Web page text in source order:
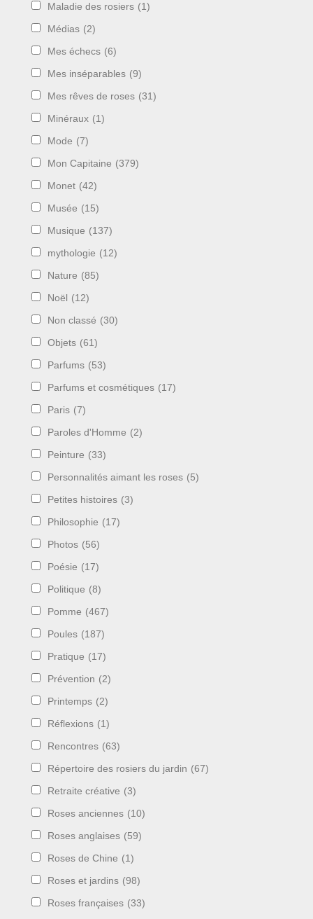
Maladie des rosiers (1)
Médias (2)
Mes échecs (6)
Mes inséparables (9)
Mes rêves de roses (31)
Minéraux (1)
Mode (7)
Mon Capitaine (379)
Monet (42)
Musée (15)
Musique (137)
mythologie (12)
Nature (85)
Noël (12)
Non classé (30)
Objets (61)
Parfums (53)
Parfums et cosmétiques (17)
Paris (7)
Paroles d'Homme (2)
Peinture (33)
Personnalités aimant les roses (5)
Petites histoires (3)
Philosophie (17)
Photos (56)
Poésie (17)
Politique (8)
Pomme (467)
Poules (187)
Pratique (17)
Prévention (2)
Printemps (2)
Réflexions (1)
Rencontres (63)
Répertoire des rosiers du jardin (67)
Retraite créative (3)
Roses anciennes (10)
Roses anglaises (59)
Roses de Chine (1)
Roses et jardins (98)
Roses françaises (33)